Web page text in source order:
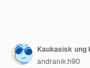
Kaukasisk ung
andranik.h90